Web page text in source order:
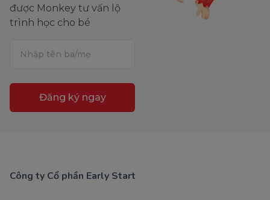
được Monkey tư vấn lộ
trình học cho bé
Đăng ký ngay
Công ty Cổ phần Early Start